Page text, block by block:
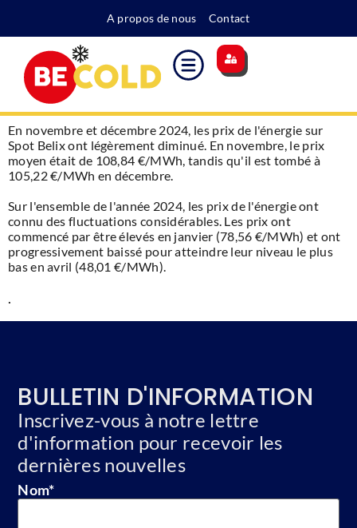
A propos de nous Contact
En novembre et décembre 2024, les prix de l'énergie sur
Spot Belix ont légèrement diminué. En novembre, le prix
moyen était de 108,84 €/MWh, tandis qu'il est tombé à
105,22 €/MWh en décembre.
Sur l'ensemble de l'année 2024, les prix de l'énergie ont
connu des fluctuations considérables. Les prix ont
commencé par être élevés en janvier (78,56 €/MWh) et ont
progressivement baissé pour atteindre leur niveau le plus
bas en avril (48,01 €/MWh).
.
BULLETIN D'INFORMATION
Inscrivez-vous à notre lettre
d'information pour recevoir les
dernières nouvelles
Nom*